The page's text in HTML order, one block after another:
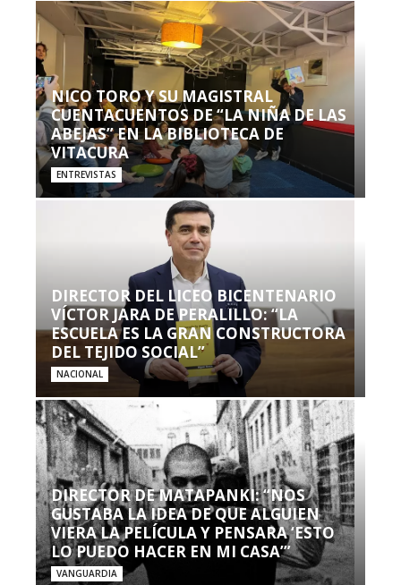
NICO TORO Y SU MAGISTRAL
CUENTACUENTOS DE “LA NIÑA DE LAS
ABEJAS” EN LA BIBLIOTECA DE
VITACURA
ENTREVISTAS
DIRECTOR DEL LICEO BICENTENARIO
VÍCTOR JARA DE PERALILLO: “LA
ESCUELA ES LA GRAN CONSTRUCTORA
DEL TEJIDO SOCIAL”
NACIONAL
DIRECTOR DE MATAPANKI: “NOS
GUSTABA LA IDEA DE QUE ALGUIEN
VIERA LA PELÍCULA Y PENSARA ‘ESTO
LO PUEDO HACER EN MI CASA’”
VANGUARDIA